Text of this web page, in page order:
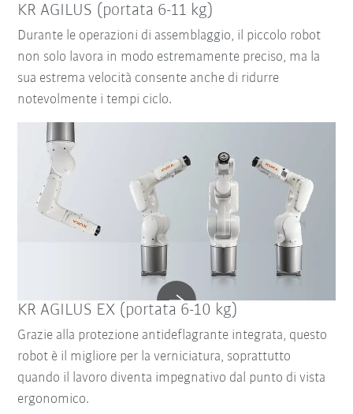
KR AGILUS (portata 6-11 kg)
Durante le operazioni di assemblaggio, il piccolo robot
non solo lavora in modo estremamente preciso, ma la
sua estrema velocità consente anche di ridurre
notevolmente i tempi ciclo.
KR AGILUS EX (portata 6-10 kg)
Grazie alla protezione antideflagrante integrata, questo
robot è il migliore per la verniciatura, soprattutto
quando il lavoro diventa impegnativo dal punto di vista
ergonomico.